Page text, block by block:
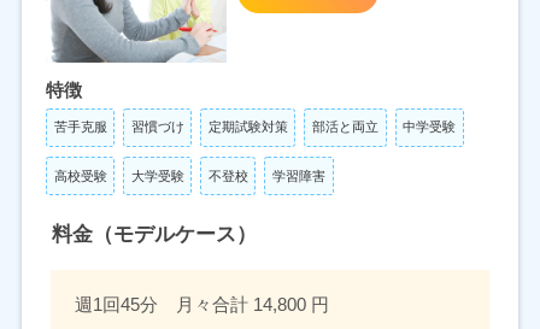
特徴
苦手克服 習慣づけ 定期試験対策 部活と両立 中学受験
高校受験 大学受験 不登校 学習障害
料金（モデルケース）
週1回45分 月々合計 14,800 円